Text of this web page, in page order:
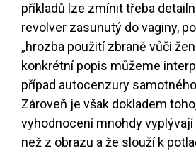
příkladů lze zmínit třeba
revolver zasunutý do vaginy,
„hrozba použití zbraně vůči
konkrétní popis můžeme
případ autocenzury
Zároveň je však dokladem
vyhodnocení mnohdy
než z obrazu a že slouží k